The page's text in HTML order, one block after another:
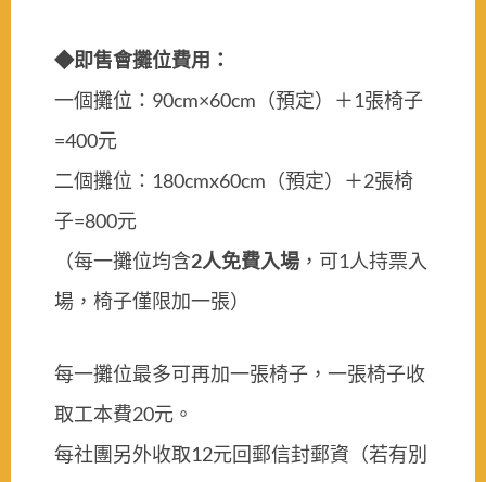
◆即售會攤位費用：
一個攤位： 90cm×60cm （預定）＋ 1張椅子
=400元
二個攤位： 180cmx60cm （預定）＋2張椅
子=800元
（每一攤位均含2人免費入場 ，可1人持票入
場，椅子僅限加一張）
每一攤位最多可再加一張椅子，一張椅子收
取工本費20元。
每社團另外收取12元回郵信封郵資（若有別